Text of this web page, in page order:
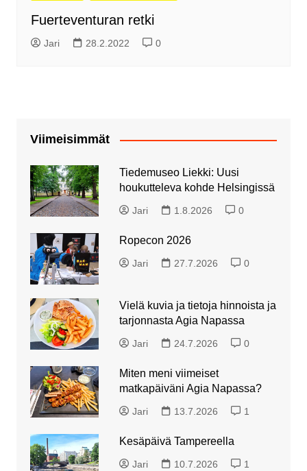
Fuerteventuran retki
Jari 28.2.2022 0
Viimeisimmät
Tiedemuseo Liekki: Uusi
houkutteleva kohde Helsingissä
Jari 1.8.2026 0
Ropecon 2026
Jari 27.7.2026 0
Vielä kuvia ja tietoja hinnoista ja
tarjonnasta Agia Napassa
Jari 24.7.2026 0
Miten meni viimeiset
matkapäiväni Agia Napassa?
Jari 13.7.2026 1
Kesäpäivä Tampereella
Jari 10.7.2026 1